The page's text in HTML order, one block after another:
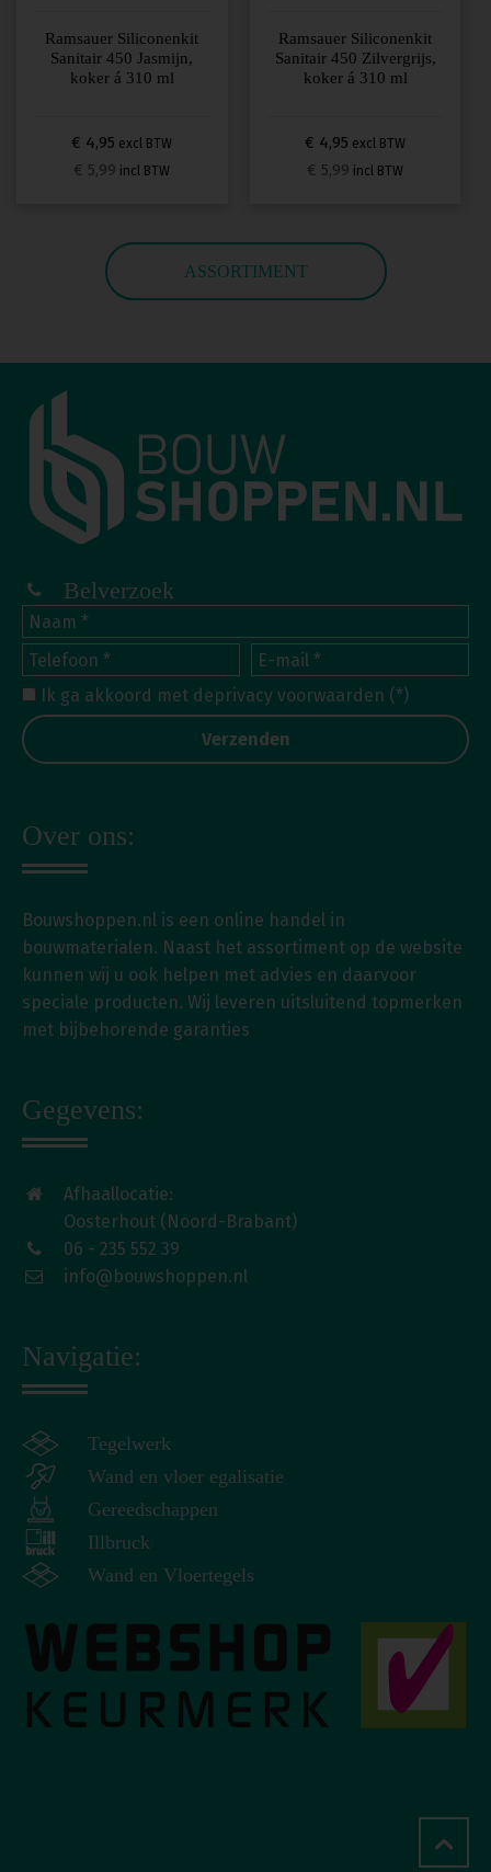
Ramsauer Siliconenkit
Sanitair 450 Jasmijn,
koker á 310 ml
€ 4,95 excl BTW
€ 5,99 incl BTW
Ramsauer Siliconenkit
Sanitair 450 Zilvergrijs,
koker á 310 ml
€ 4,95 excl BTW
€ 5,99 incl BTW
ASSORTIMENT
Belverzoek
Ik ga akkoord met deprivacy voorwaarden (*)
Over ons:
Bouwshoppen.nl is een online handel in
bouwmaterialen. Naast het assortiment op de website
kunnen wij u ook helpen met advies en daarvoor
speciale producten. Wij leveren uitsluitend topmerken
met bijbehorende garanties
Gegevens:
Afhaallocatie:
Oosterhout (Noord-Brabant)
06 - 235 552 39
info@bouwshoppen.nl
Navigatie:
Tegelwerk
Wand en vloer egalisatie
Gereedschappen
Illbruck
Wand en Vloertegels